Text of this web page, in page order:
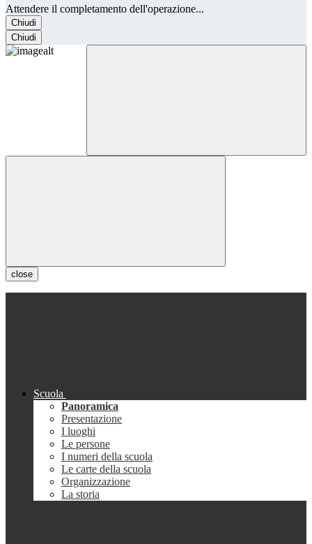
Attendere il completamento dell'operazione...
Chiudi
Chiudi
close
Scuola
Panoramica
Presentazione
I luoghi
Le persone
I numeri della scuola
Le carte della scuola
Organizzazione
La storia